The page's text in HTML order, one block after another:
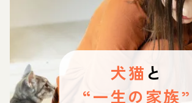
犬猫 と
“一生の家族”